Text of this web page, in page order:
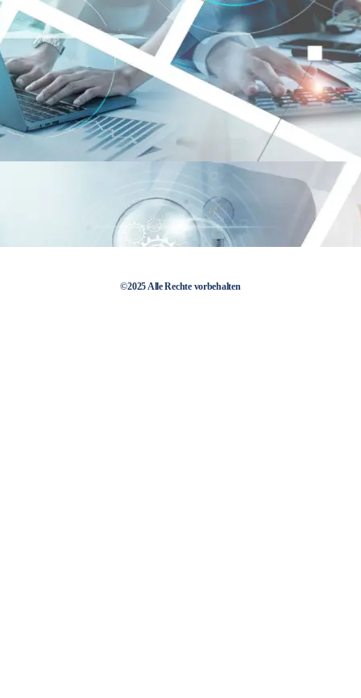
©2025 Alle Rechte vorbehalten